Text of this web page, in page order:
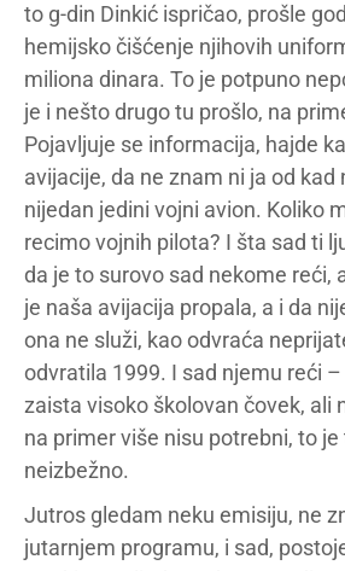
to g-din Dinkić ispričao, prošle
hemijsko čišćenje njihovih
miliona dinara. To je potpuno
je i nešto drugo tu prošlo, na
Pojavljuje se informacija, hajde
avijacije, da ne znam ni ja od kad
nijedan jedini vojni avion. Koliko
recimo vojnih pilota? I šta sad ti
da je to surovo sad nekome reći,
je naša avijacija propala, a i da
ona ne služi, kao odvraća
odvratila 1999. I sad njemu reći
zaista visoko školovan čovek, ali
na primer više nisu potrebni, to
neizbežno.
Jutros gledam neku emisiju, ne
jutarnjem programu, i sad,